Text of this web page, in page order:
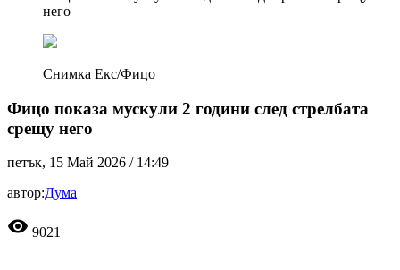
него
Снимка Екс/Фицо
Фицо показа мускули 2 години след стрелбата
срещу него
петък, 15 Май 2026 / 14:49
автор:Дума
visibility 9021